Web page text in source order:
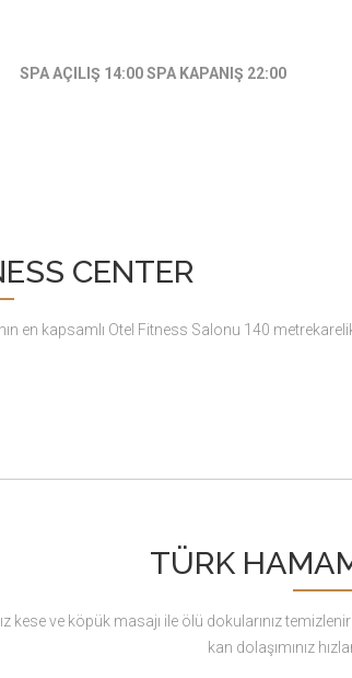
SPA AÇILIŞ 14:00 SPA KAPANIŞ 22:00
CENTER
en kapsamlı Otel Fitness Salonu 140
TÜRK
kese ve köpük masajı ile ölü dokularınız
kan dolaşımınız